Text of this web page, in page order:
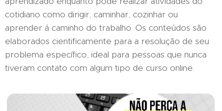
cotidiano como dirigir, caminhar, cozinhar ou
aprender á caminho do trabalho. Os conteúdos são
elaborados cientificamente para a resolução de seu
problema específico, ideal para pessoas que nunca
tiveram contato com algum tipo de curso online.